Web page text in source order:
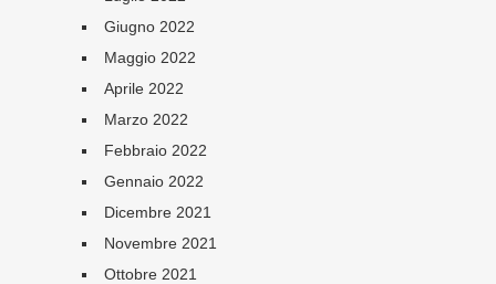
Giugno 2022
Maggio 2022
Aprile 2022
Marzo 2022
Febbraio 2022
Gennaio 2022
Dicembre 2021
Novembre 2021
Ottobre 2021